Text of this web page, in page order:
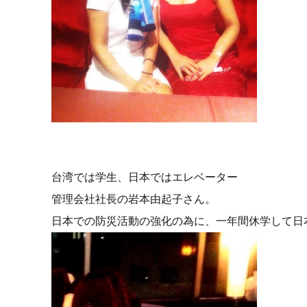
台湾では学生、日本ではエレベーター
管理会社社長の岩本由起子さん。
日本での防災活動の強化の為に、一年間休学して日